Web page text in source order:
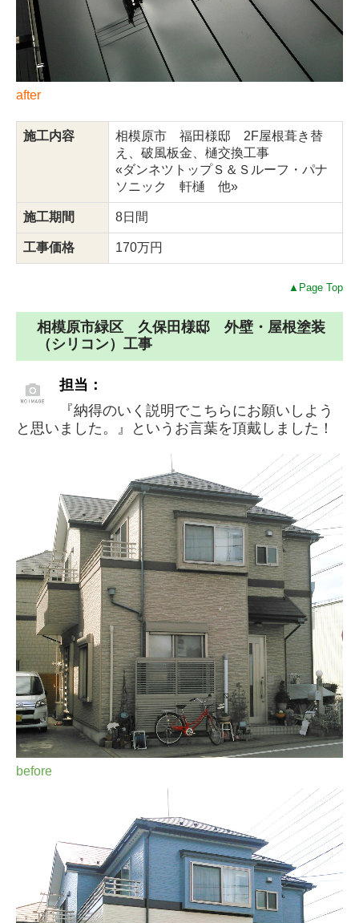
after
施工内容
相模原市 福田様邸 2F屋根葺き替
え、破風板金、樋交換工事
«ダンネツトップＳ＆Ｓルーフ・パナ
ソニック 軒樋 他»
施工期間 8日間
工事価格 170万円
▲Page Top
相模原市緑区 久保田様邸 外壁・屋根塗装
（シリコン）工事
担当：
『納得のいく説明でこちらにお願いしよう
と思いました。』というお言葉を頂戴しました！
before